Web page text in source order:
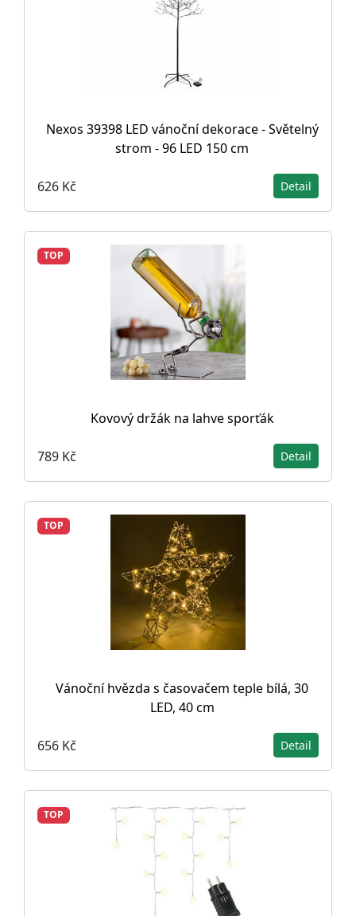
Nexos 39398 LED vánoční dekorace - Světelný
strom - 96 LED 150 cm
626 Kč Detail
TOP
Kovový držák na lahve sporťák
789 Kč Detail
TOP
Vánoční hvězda s časovačem teple bílá, 30
LED, 40 cm
656 Kč Detail
TOP